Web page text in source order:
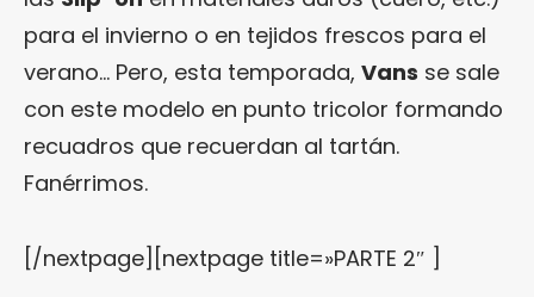
para el invierno o en tejidos frescos para el
verano… Pero, esta temporada, Vans se sale
con este modelo en punto tricolor formando
recuadros que recuerdan al tartán.
Fanérrimos.
[/nextpage][nextpage title=»PARTE 2″ ]